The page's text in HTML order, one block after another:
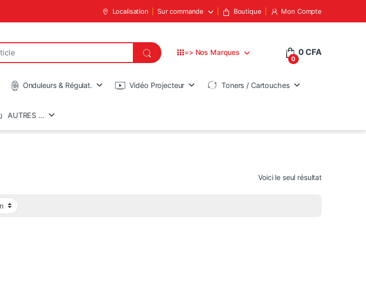
Localisation Sur commande Boutique Mon Compte
=> Nos Marques
0
0CFA
Onduleurs & Régulat. Vidéo Projecteur Toners / Cartouches
AUTRES …
Voici le seul résultat